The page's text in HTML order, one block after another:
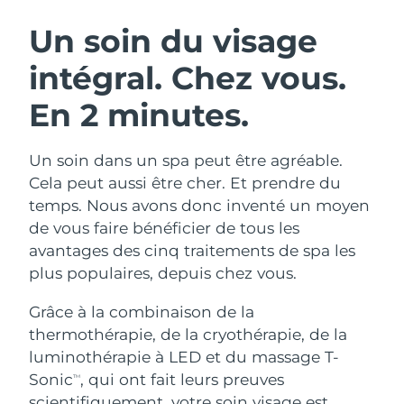
Un soin du visage
intégral. Chez vous.
En 2 minutes.
Un soin dans un spa peut être agréable.
Cela peut aussi être cher. Et prendre du
temps. Nous avons donc inventé un moyen
de vous faire bénéficier de tous les
avantages des cinq traitements de spa les
plus populaires, depuis chez vous.
Grâce à la combinaison de la
thermothérapie, de la cryothérapie, de la
luminothérapie à LED et du massage T-
SonicTM, qui ont fait leurs preuves
Nettoyage du visage
Anti-aging massage
LUNA™ 4 Plus
Massage, LED heating
LUNA™ 4 Men
For men, anti-aging massage
Lifting
Microcurrent toning
BEAR™ 2 go
Microcurrent toning on-the-go
BEAR™ 2 eyes & lips
Microcurrent line smoothing device
Hydratation
UFO™ 3 coffret
Deep facial hydration
UFO™ 3 LED
Near-infrared and red light therapy
device
Soin bucco-dentaire
issa™ 4
Hybrid silicone sonic toothbrush
issa™ 4 plus
Smart hybrid silicone sonic toothbrush
FAQ™ TRAITEMENT ANTI-ÂGE
Anti-âge Traitements LED
NEW
Autriche Livraison estimée
Bahreïn Livraison estimée 11/08/2026
Belgique Livraison estimée
Bermudes Livraison estimée16/08/2026
Bosnie-Herzégovine Livraison estimée
Bulgarie Livraison estimée
Canada Livraison estimée 14/08/2026
Chili Livraison estimée14/08/2026